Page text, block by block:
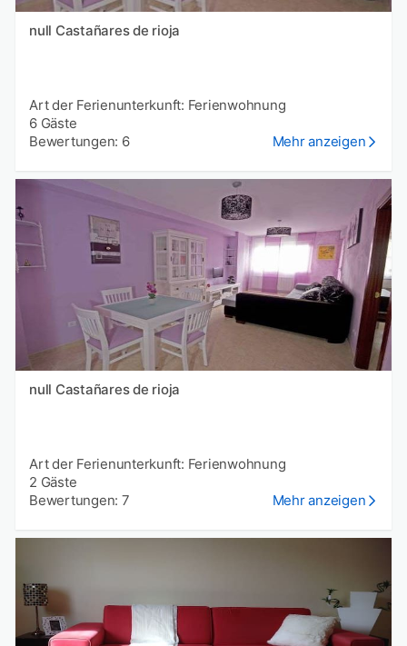
null Castañares de rioja
Art der Ferienunterkunft: Ferienwohnung
6 Gäste
Bewertungen: 6
Mehr anzeigen
null Castañares de rioja
Art der Ferienunterkunft: Ferienwohnung
2 Gäste
Bewertungen: 7
Mehr anzeigen